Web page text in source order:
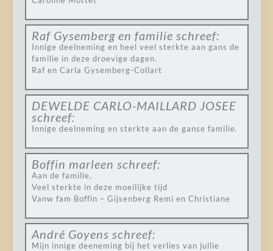
Raf Gysemberg en familie schreef:
Innige deelneming en heel veel sterkte aan gans de
familie in deze droevige dagen.
Raf en Carla Gysemberg-Collart
DEWELDE CARLO-MAILLARD JOSEE
schreef:
Innige deelneming en sterkte aan de ganse familie.
Boffin marleen schreef:
Aan de familie,
Veel sterkte in deze moeilijke tijd
Vanw fam Boffin – Gijsenberg Remi en Christiane
André Goyens schreef:
Mijn innige deeneming bij het verlies van jullie